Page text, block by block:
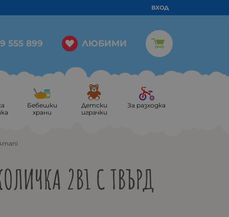
ВХОД
555 899 ЛЮБИМИ
Бебешки
храни
Детски
играчки
За разходка
2В1 С ТВЪРД